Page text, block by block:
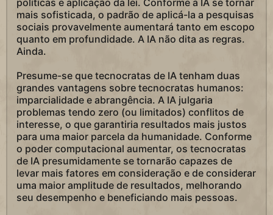
políticas e aplicação da lei. Conforme a IA se tornar
mais sofisticada, o padrão de aplicá-la a pesquisas
sociais provavelmente aumentará tanto em escopo
quanto em profundidade. A IA não dita as regras.
Ainda.
Presume-se que tecnocratas de IA tenham duas
grandes vantagens sobre tecnocratas humanos:
imparcialidade e abrangência. A IA julgaria
problemas tendo zero (ou limitados) conflitos de
interesse, o que garantiria resultados mais justos
para uma maior parcela da humanidade. Conforme
o poder computacional aumentar, os tecnocratas
de IA presumidamente se tornarão capazes de
levar mais fatores em consideração e de considerar
uma maior amplitude de resultados, melhorando
seu desempenho e beneficiando mais pessoas.